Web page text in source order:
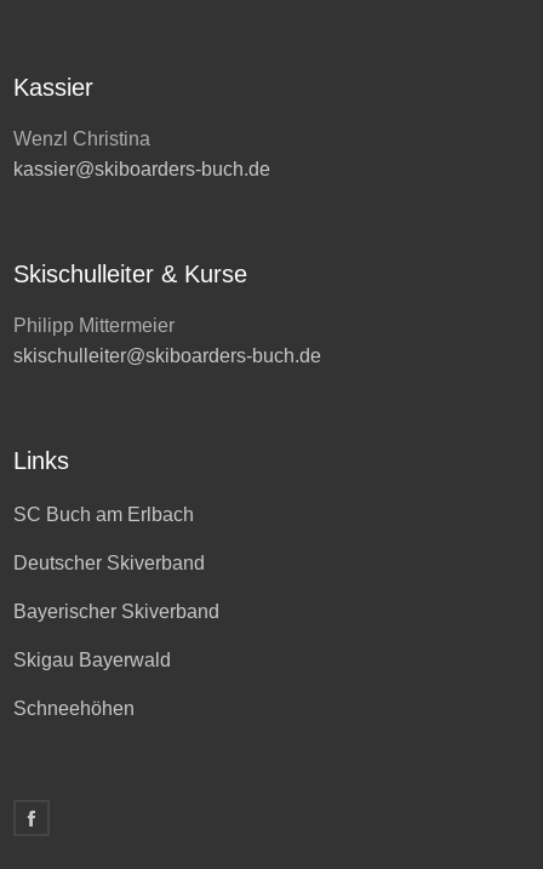
Kassier
Wenzl Christina
kassier@skiboarders-buch.de
Skischulleiter & Kurse
Philipp Mittermeier
skischulleiter@skiboarders-buch.de
Links
SC Buch am Erlbach
Deutscher Skiverband
Bayerischer Skiverband
Skigau Bayerwald
Schneehöhen